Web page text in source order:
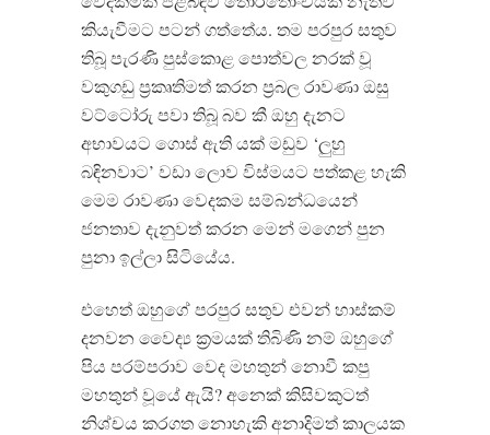
කියැවීමට පටන් ගත්තේය. තම පරපුර සතුව
තිබූ පැරණි පුස්කොළ පොත්වල නරක් වූ
වකුගඩු ප්‍රකෘතිමත් කරන ප්‍රබල රාවණා ඔසු
වට්ටෝරු පවා තිබූ බව කී ඔහු දැනට
අභාවයට ගොස් ඇති යක් මඩුව ‘ලුහු
බඳිනවාට’ වඩා ලොව විස්මයට පත්කළ හැකි
මෙම රාවණා වෙදකම සම්බන්ධයෙන්
ජනතාව දැනුවත් කරන මෙන් මගෙන් පුන
පුනා ඉල්ලා සිටියේය.
එහෙත් ඔහුගේ පරපුර සතුව එවන් හාස්කම්
දනවන වෛද්‍ය ක්‍රමයක් තිබිණි නම් ඔහුගේ
පිය පරම්පරාව වෙද මහතුන් නොවී කපු
මහතුන් වූයේ ඇයි? අනෙක් කිසිවකුටත්
නිශ්චය කරගත නොහැකි අනාදිමත් කාලයක